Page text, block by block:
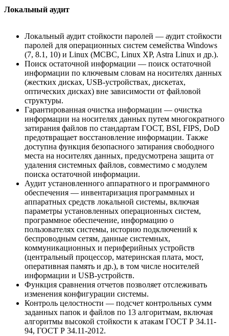
Локальный аудит
Локальный аудит стойкости паролей — аудит стойкости
паролей для операционных систем семейства Windows
(7, 8.1, 10) и Linux (МСВС, Linux XP, Astra Linux и др.).
Поиск остаточной информации — поиск остаточной
информации по ключевым словам на носителях данных
(жестких дисках, USB-устройствах, дискетах,
оптических дисках) вне зависимости от файловой
структуры.
Гарантированная очистка информации — очистка
информации на носителях данных путем многократного
затирания файлов по стандартам ГОСТ, BSI, FIPS, DoD
предотвращает восстановление информации. Также
доступна функция безопасного затирания свободного
места на носителях данных, предусмотрена защита от
удаления системных файлов, совместимо с модулем
поиска остаточной информации.
Аудит установленного аппаратного и программного
обеспечения — инвентаризация программных и
аппаратных средств локальной системы, включая
параметры установленных операционных систем,
программное обеспечение, информацию о
пользователях системы, историю подключений к
беспроводным сетям, данные системных,
коммуникационных и периферийных устройств
(центральный процессор, материнская плата, мост,
оперативная память и др.), в том числе носителей
информации и USB-устройств.
Функция сравнения отчетов позволяет отслеживать
изменения конфигурации системы.
Контроль целостности — подсчет контрольных сумм
заданных папок и файлов по 13 алгоритмам, включая
алгоритмы высокой стойкости к атакам ГОСТ Р 34.11-
94, ГОСТ Р 34.11-2012.